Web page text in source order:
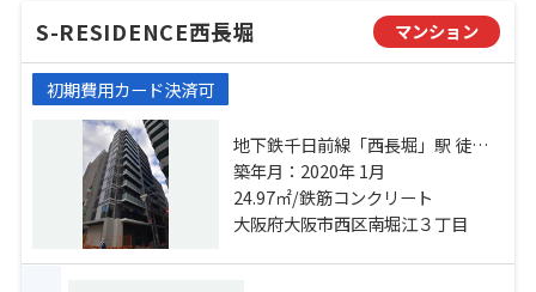
S-RESIDENCE西長堀 マンション
初期費用カード決済可
地下鉄千日前線「西長堀」駅 徒歩2
分 地下鉄長堀鶴見緑地「西大橋」
駅 徒歩10分 阪神電鉄阪神なんば
「桜川」駅 徒歩7分
築年月：2020年 1月
24.97㎡/鉄筋コンクリート
大阪府大阪市西区南堀江３丁目